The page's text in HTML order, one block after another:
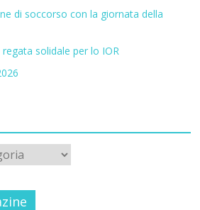
di soccorso con la giornata della
regata solidale per lo IOR